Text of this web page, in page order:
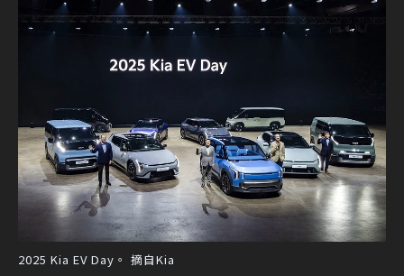
2025 Kia EV Day。 摘自Kia